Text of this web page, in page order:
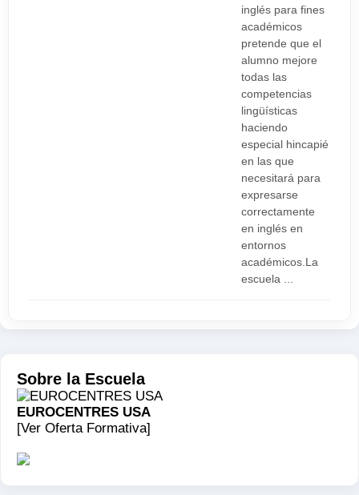
inglés para fines
académicos
pretende que el
alumno mejore
todas las
competencias
lingüísticas
haciendo
especial hincapié
en las que
necesitará para
expresarse
correctamente
en inglés en
entornos
académicos.La
escuela ...
Sobre la Escuela
EUROCENTRES USA
[Ver Oferta Formativa]